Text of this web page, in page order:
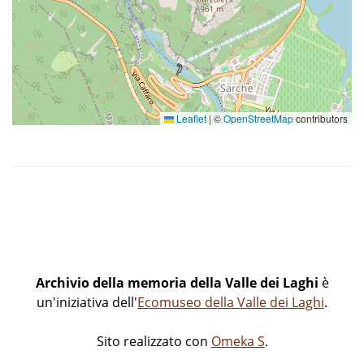
Leaflet | ©OpenStreetMapcontributors
Archivio della memoria della Valle dei Laghi è
un'iniziativa dell'Ecomuseo della Valle dei Laghi.
Sito realizzato con Omeka S.